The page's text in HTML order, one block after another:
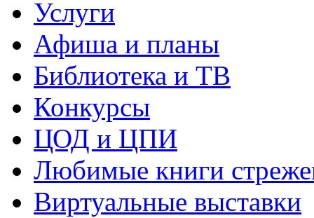
Услуги
Афиша и планы
Библиотека и ТВ
Конкурсы
ЦОД и ЦПИ
Любимые книги
Виртуальные выставки